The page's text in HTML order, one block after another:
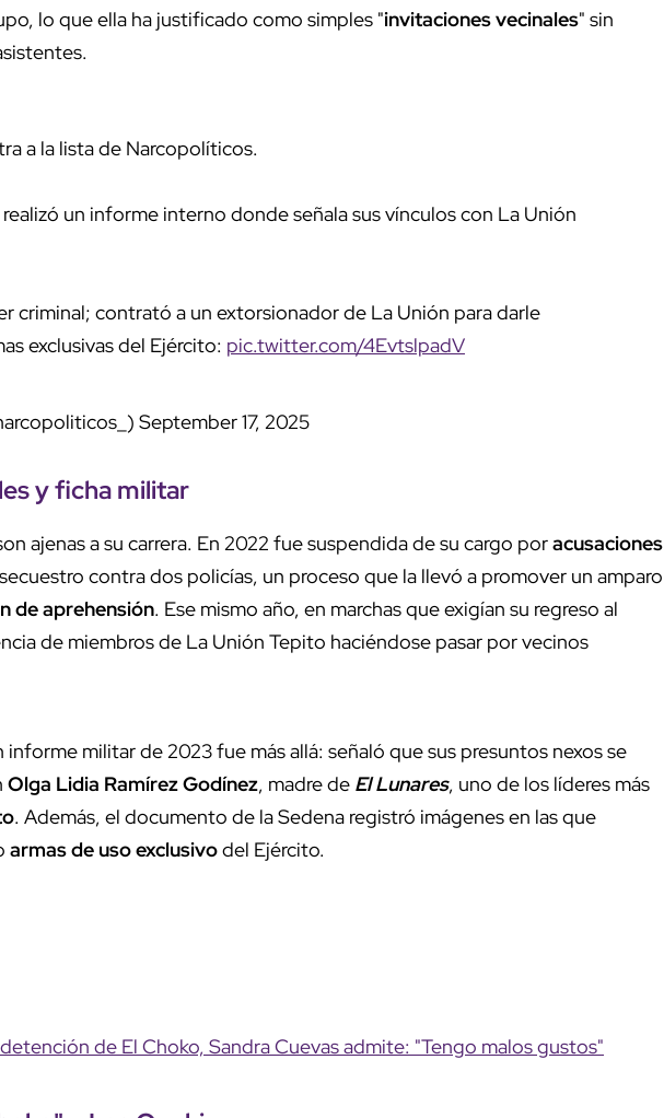
lo que ella ha justificado como simples "invitaciones vecinales" sin
a la lista de Narcopolíticos.
realizó un informe interno donde señala sus vínculos con La Unión
criminal; contrató a un extorsionador de La Unión para darle
exclusivas del Ejército: pic.twitter.com/4EvtslpadV
September 17, 2025
y ficha militar
ajenas a su carrera. En 2022 fue suspendida de su cargo poracusaciones
contra dos policías, un proceso que la llevó a promover un amparo
de aprehensión. Ese mismo año, en marchas que exigían su regreso al
de miembros de La Unión Tepito haciéndose pasar por vecinos
militar de 2023 fue más allá: señaló que sus presuntos nexos se
Olga Lidia Ramírez Godínez, madre de El Lunares, uno de los líderes más
. Además, el documento de la Sedena registró imágenes en las que
armas de uso exclusivodel Ejército.
de El Choko, Sandra Cuevas admite: "Tengo malos gustos"